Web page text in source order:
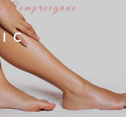
Compreignac